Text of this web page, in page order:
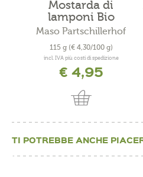
Mostarda di
lamponi Bio
Maso Partschillerhof
115 g (€ 4,30/100 g)
incl. IVA più costi di spedizione
€ 4,95
TI POTREBBE ANCHE